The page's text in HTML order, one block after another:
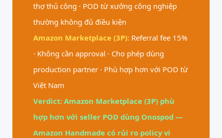
thợ thủ công · POD từ xưởng công nghiệp
thường không đủ điều kiện
Amazon Marketplace (3P): Referral fee 15%
· Không cần approval · Cho phép dùng
production partner · Phù hợp hơn với POD từ
Việt Nam
Verdict: Amazon Marketplace (3P) phù
hợp hơn với seller POD dùng Onospod —
Amazon Handmade có rủi ro policy vi